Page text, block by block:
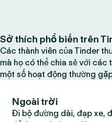
Sở thích phổ biến trên
Các thành viên của Tinder
mà họ có thể chia sẻ với các
một số hoạt động thường
Ngoài trời
Đi bộ đường dài, đạp xe,